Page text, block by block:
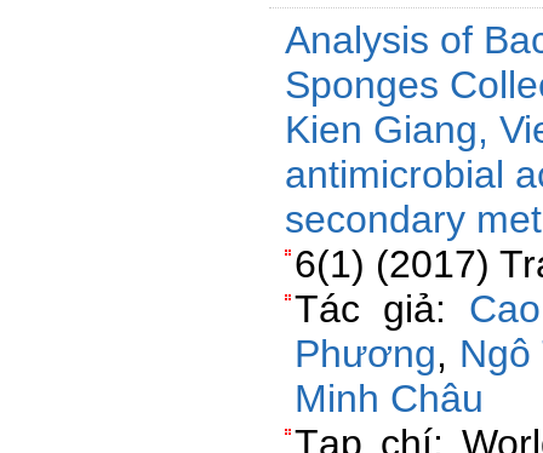
Analysis of
Sponges
Kien Giang,
antimicrobial
secondary
6(1) (2017)
Tác giả:
Phương, Ngô
Minh Châu
Tạp chí: